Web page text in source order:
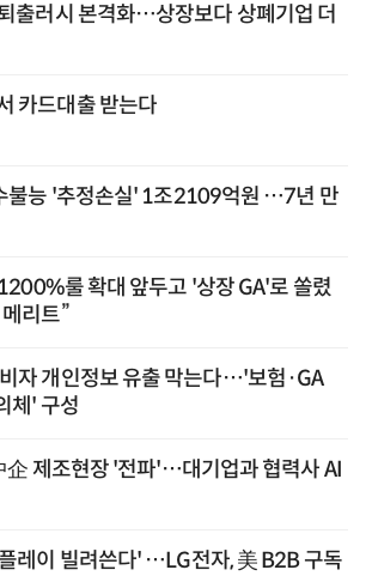
출러시 본격화…상장보다 상폐기업 더
카드대출 받는다
불능 '추정손실' 1조2109억원 …7년 만
룰 확대 앞두고 '상장 GA'로 쏠렸
리트”
자 개인정보 유출 막는다…'보험·GA
체' 구성
企 제조현장 '전파'…대기업과 협력사 AI
레이 빌려쓴다' …LG전자, 美 B2B 구독